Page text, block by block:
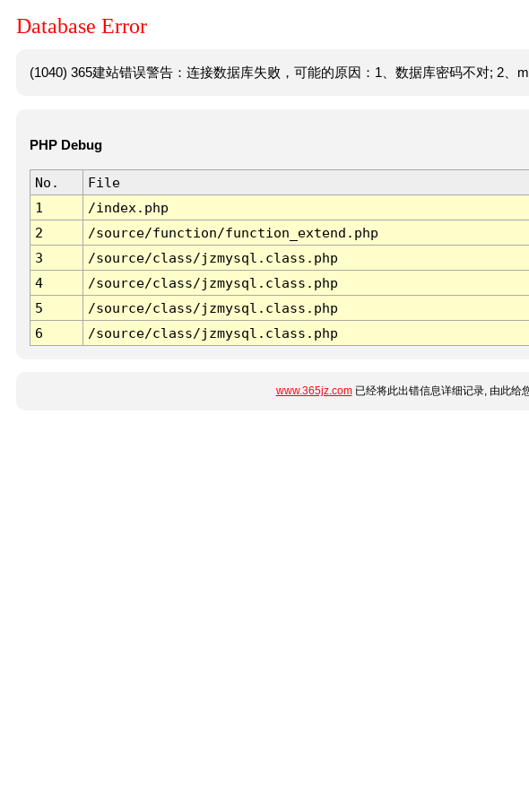
Database Error
(1040) 365建站错误警告：连接数据库失败，可能的原因：1、数据库密码不对; 2、
PHP Debug
No. File
1
/index.php
2
/source/function/function_extend.php
3
/source/class/jzmysql.class.php
4
/source/class/jzmysql.class.php
5
/source/class/jzmysql.class.php
6
/source/class/jzmysql.class.php
www.365jz.com已经将此出错信息详细记录, 由此给